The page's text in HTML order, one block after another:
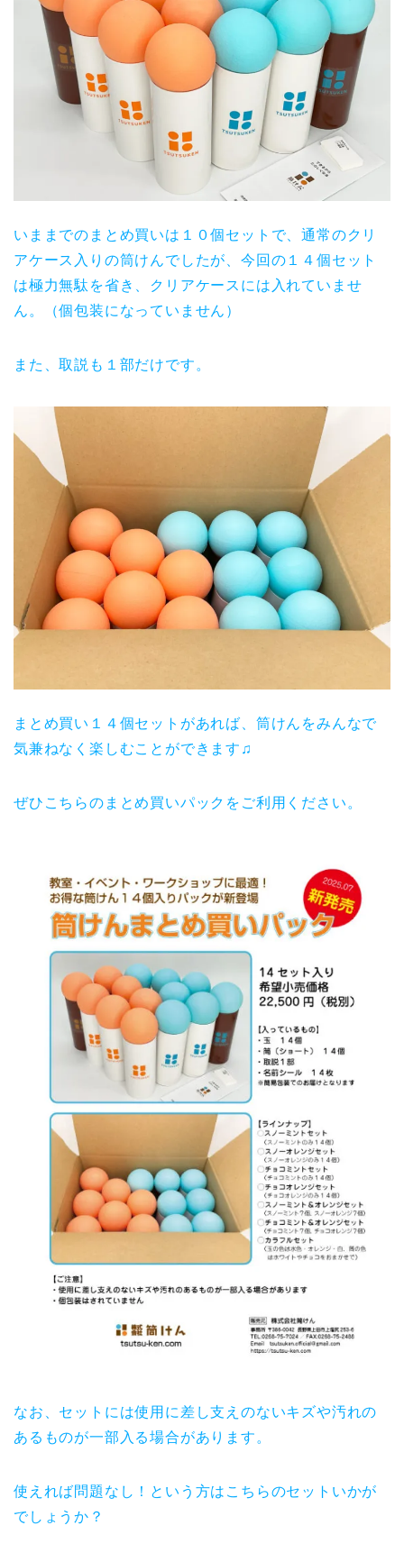
いままでのまとめ買いは１０個セットで、通常のクリ
アケース入りの筒けんでしたが、今回の１４個セット
は極力無駄を省き、クリアケースには入れていませ
ん。（個包装になっていません）
また、取説も１部だけです。
まとめ買い１４個セットがあれば、筒けんをみんなで
気兼ねなく楽しむことができます♫
ぜひこちらのまとめ買いパックをご利用ください。
なお、セットには使用に差し支えのないキズや汚れの
あるものが一部入る場合があります。
使えれば問題なし！という方はこちらのセットいかが
でしょうか？